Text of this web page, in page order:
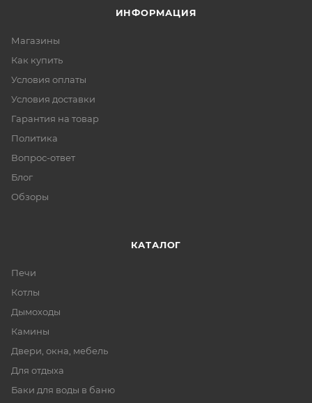
ИНФОРМАЦИЯ
Магазины
Как купить
Условия оплаты
Условия доставки
Гарантия на товар
Политика
Вопрос-ответ
Блог
Обзоры
КАТАЛОГ
Печи
Котлы
Дымоходы
Камины
Двери, окна, мебель
Для отдыха
Баки для воды в баню